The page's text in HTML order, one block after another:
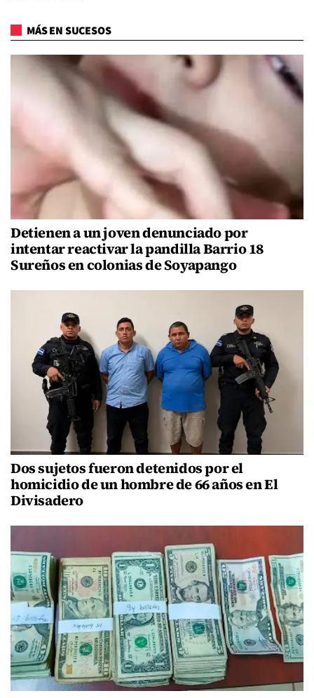
MÁS EN SUCESOS
Detienen a un joven denunciado por
intentar reactivar la pandilla Barrio 18
Sureños en colonias de Soyapango
Dos sujetos fueron detenidos por el
homicidio de un hombre de 66 años en El
Divisadero